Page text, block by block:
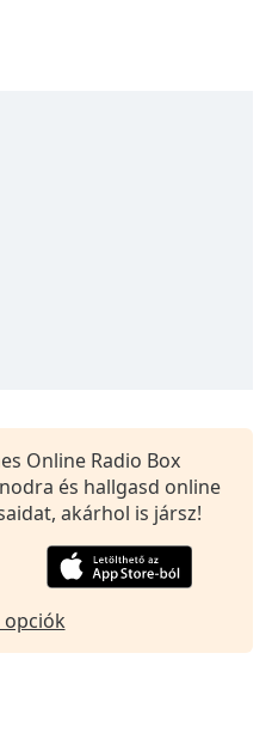
Online Radio Box
és hallgasd online
akárhol is jársz!
opciók